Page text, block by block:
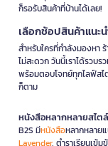
ก็รอรับสินค้าที่บ้านได้เลย!
เลือกช้อปสินค้าแนะ
สำหรับใครที่กำลังมองหา
ไม่สะดวก วันนี้เราได้รวบ
พร้อมตอบโจทย์ทุกไลฟ์สไ
ก็ตาม
หนังสือหลากหลายสไตล์
B2S มีหนังสือหลากหลาย
Lavender, ตำราเรียนเข้ม